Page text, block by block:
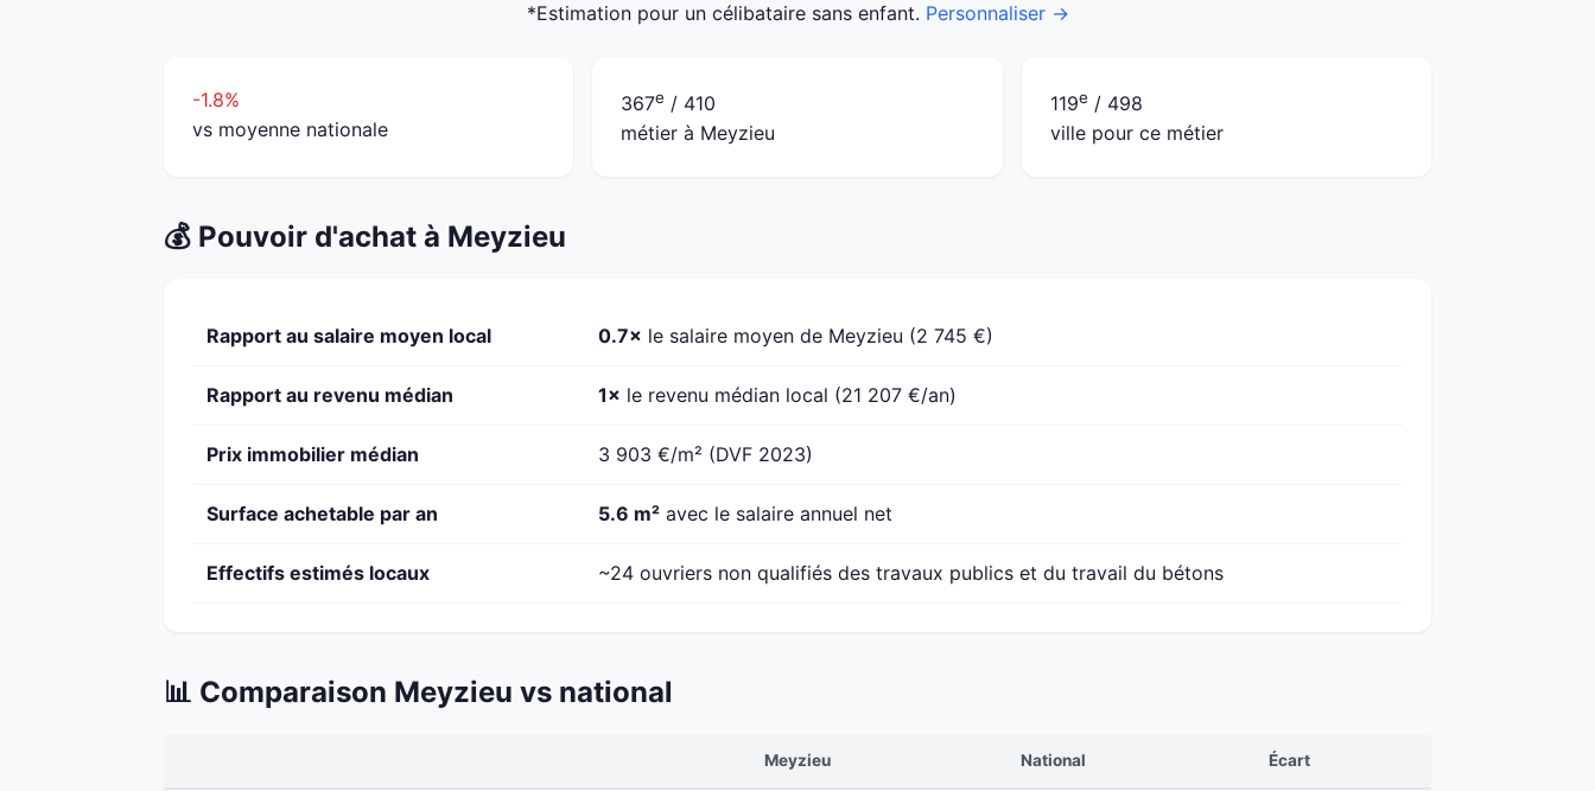
*Estimation pour un célibataire sans enfant. Personnaliser →
-1.8%
vs moyenne nationale
367e / 410
métier à Meyzieu
119e / 498
ville pour ce métier
💰 Pouvoir d'achat à Meyzieu
Rapport au salaire moyen local 0.7× le salaire moyen de Meyzieu (2 745 €)
Rapport au revenu médian 1× le revenu médian local (21 207 €/an)
Prix immobilier médian 3 903 €/m² (DVF 2023)
Surface achetable par an 5.6 m² avec le salaire annuel net
Effectifs estimés locaux ~24 ouvriers non qualifiés des travaux publics et du travail du bétons
📊 Comparaison Meyzieu vs national
Meyzieu National Écart